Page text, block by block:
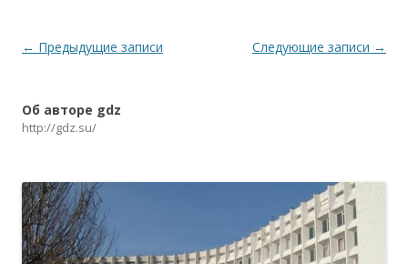
Навигация по записям
← Предыдущие записи Следующие записи →
Об авторе gdz
http://gdz.su/